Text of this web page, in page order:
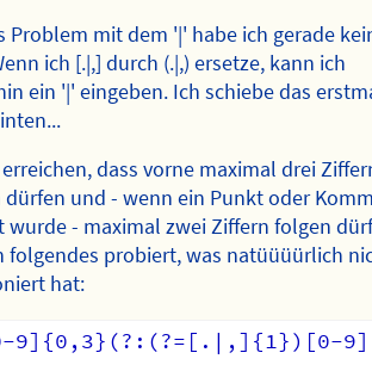
Problem mit dem '|' habe ich gerade
ich [.|,] durch (.|,) ersetze, kann ich
ein '|' eingeben. Ich schiebe das
dass vorne maximal drei
dürfen und - wenn ein Punkt oder
wurde - maximal zwei Ziffern folgen
folgendes probiert, was natüüüürlich
hat:
9]{0,3}(?:(?=[.|,]{1})[0-